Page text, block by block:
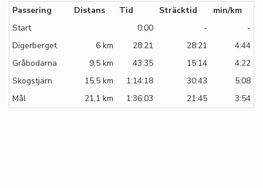
Passering Distans Tid Sträcktid
min/km
Start
0:00 -
-
Digerberget
6 km 28:21 28:21
4:44
Gråbodarna
9,5 km 43:35 15:14
4:22
Skogstjärn
15,5 km 1:14:18 30:43
5:08
Mål
21,1 km 1:36:03 21:45 3:54